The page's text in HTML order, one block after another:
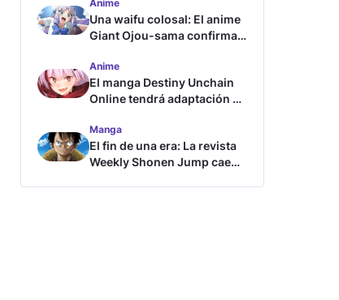
Anime
Una waifu colosal: El anime
Giant Ojou-sama confirma
Anime
El manga Destiny Unchain
Online tendrá adaptación al
Manga
El fin de una era: La revista
Weekly Shonen Jump cae